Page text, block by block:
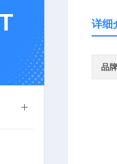
详细
品牌